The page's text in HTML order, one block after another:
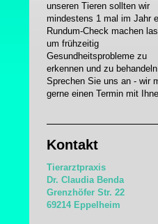
unseren Tieren sollten wir
mindestens 1 mal im Jahr
Rundum-Check machen
um frühzeitig
Gesundheitsprobleme zu
erkennen und zu
Sprechen Sie uns an - wir
gerne einen Termin mit
Kontakt
Tierarztpraxis
Dr. Claudia Benda
Grenzhöfer Str. 22
69214 Eppelheim